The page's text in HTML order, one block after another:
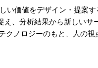
い価値をデザイン・提案
、分析結果から新しいサ
ノロジーのもと、人の